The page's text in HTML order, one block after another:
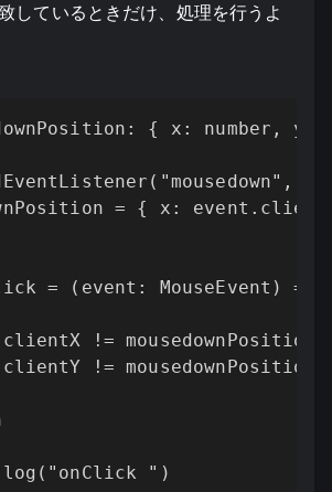
しているときだけ、処理を行うよ
{ x: number, y:
= { x:
= (event: MouseEvent) =>
!=
!=
")